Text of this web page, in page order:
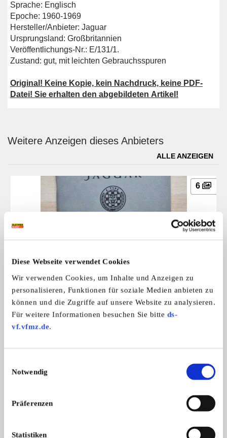
Diese Webseite verwendet Cookies
Wir verwenden Cookies, um Inhalte und Anzeigen zu
personalisieren, Funktionen für soziale Medien anbieten zu
können und die Zugriffe auf unsere Website zu analysieren.
Für weitere Informationen besuchen Sie bitte ds-
vf.vfmz.de.
Notwendig
Präferenzen
Statistiken
Sprache: Englisch
Epoche: 1960-1969
Hersteller/Anbieter: Jaguar
Ursprungsland: Großbritannien
Veröffentlichungs-Nr.: E/131/1.
Zustand: gut, mit leichten Gebrauchsspuren
Original! Keine Kopie, kein Nachdruck, keine PDF-
Datei! Sie erhalten den abgebildeten Artikel!
Weitere Anzeigen dieses Anbieters
ALLE ANZEIGEN
6
Owner´s Manual Book, Original für Jaguar E-Type
Owner´s Manual / Handbook original v ...
250,- €